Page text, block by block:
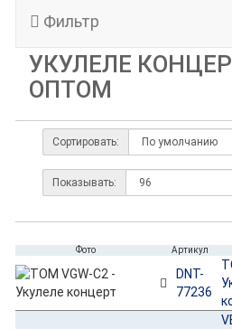
Фильтр
УКУЛЕЛЕ
ОПТОМ
Сортировать:
Показывать:
Фото Артикул
DNT-
77236